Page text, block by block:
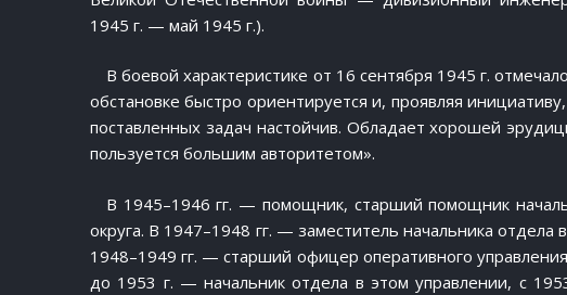
1945 г. — май 1945 г.).
В боевой характеристике от 16 сентября 1945 г.
обстановке быстро ориентируется и, проявляя
поставленных задач настойчив. Обладает хорошей
пользуется большим авторитетом».
В 1945–1946 гг. — помощник, старший помощник
округа. В 1947–1948 гг. — заместитель начальника
1948–1949 гг. — старший офицер оперативного
до 1953 г. — начальник отдела в этом управлении, с